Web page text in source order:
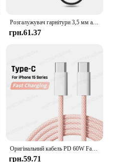
Розгалужувач гарнітури 3,5 мм аудіо+мікрофон Стереорозгалужувач для навушників Аудіо 3,5 мм 4-полюсний роз’єм Y-кабель для PS4, комп’ютерної ігрової гарнітури, Xbox One
грн.61.37
Оригінальний кабель PD 60W Fast Charger 6A USB C to Type C для Apple iPhone 15/16 Pro MAX Quick Charging For Samsung S24 Xiaomi Cable
грн.59.71